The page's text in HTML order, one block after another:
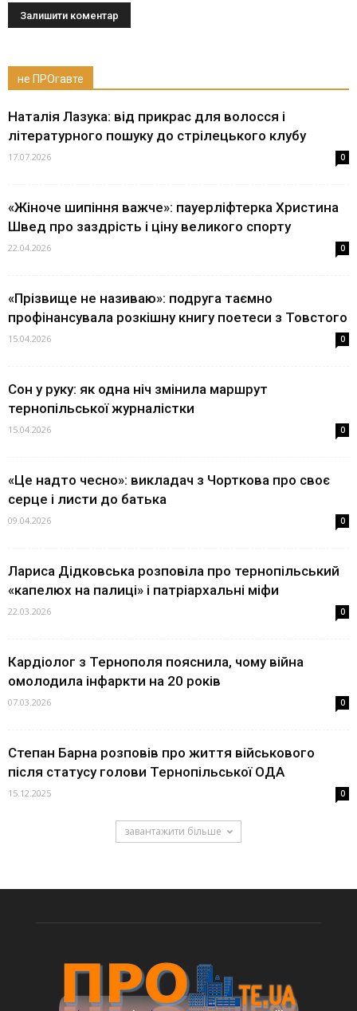
не ПРОгавте
Наталія Лазука: від прикрас для волосся і
літературного пошуку до стрілецького клубу
17.07.2026 0
«Жіноче шипіння важче»: пауерліфтерка Христина
Швед про заздрість і ціну великого спорту
22.04.2026 0
«Прізвище не називаю»: подруга таємно
профінансувала розкішну книгу поетеси з Товстого
15.04.2026 0
Сон у руку: як одна ніч змінила маршрут
тернопільської журналістки
15.04.2026 0
«Це надто чесно»: викладач з Чорткова про своє
серце і листи до батька
09.04.2026 0
Лариса Дідковська розповіла про тернопільський
«капелюх на палиці» і патріархальні міфи
22.03.2026 0
Кардіолог з Тернополя пояснила, чому війна
омолодила інфаркти на 20 років
07.03.2026 0
Степан Барна розповів про життя військового
після статусу голови Тернопільської ОДА
15.12.2025 0
завантажити більше